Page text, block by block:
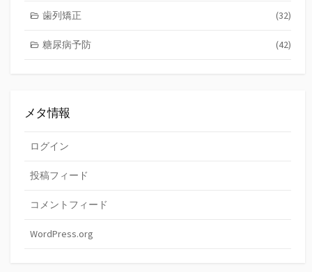
歯列矯正 (32)
糖尿病予防 (42)
メタ情報
ログイン
投稿フィード
コメントフィード
WordPress.org